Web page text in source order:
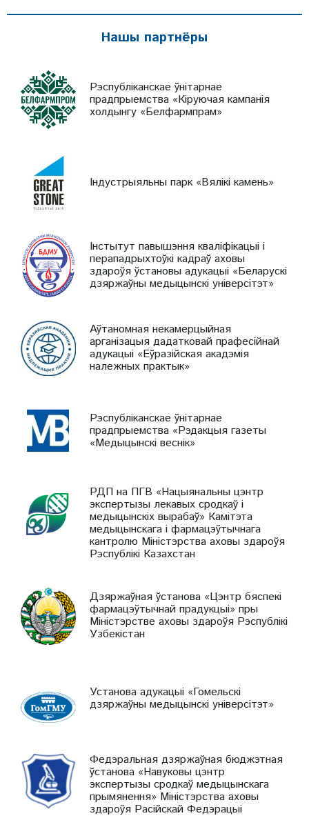
Нашы партнёры
Рэспубліканскае ўнітарнае
прадпрыемства «Кіруючая кампанія
холдынгу «Белфармпрам»
Індустрыяльны парк «Вялікі камень»
Інстытут павышэння кваліфікацыі і
перападрыхтоўкі кадраў аховы
здароўя ўстановы адукацыі «Беларускі
дзяржаўны медыцынскі універсітэт»
Аўтаномная некамерцыйная
арганізацыя дадатковай прафесійнай
адукацыі «Еўразійская акадэмія
належных практык»
Рэспубліканскае ўнітарнае
прадпрыемства «Рэдакцыя газеты
«Медыцынскі веснік»
РДП на ПГВ «Нацыянальны цэнтр
экспертызы лекавых сродкаў і
медыцынскіх вырабаў» Камітэта
медыцынскага і фармацэўтычнага
кантролю Міністэрства аховы здароўя
Рэспублікі Казахстан
Дзяржаўная ўстанова «Цэнтр бяспекі
фармацэўтычнай прадукцыі» пры
Міністэрстве аховы здароўя Рэспублікі
Узбекістан
Установа адукацыі «Гомельскі
дзяржаўны медыцынскі універсітэт»
Федэральная дзяржаўная бюджэтная
ўстанова «Навуковы цэнтр
экспертызы сродкаў медыцынскага
прымянення» Міністэрства аховы
здароўя Расійскай Федэрацыі